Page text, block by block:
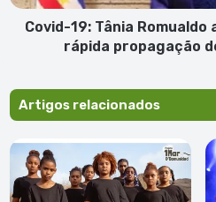
rápida
propagação
China
Covid-19: Tânia
rápida propagação
Artigos relacionados